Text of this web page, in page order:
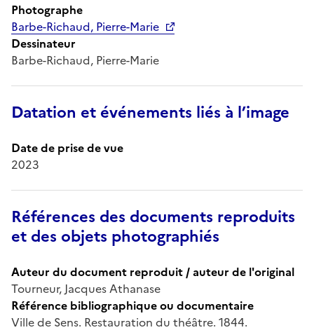
Photographe
Barbe-Richaud, Pierre-Marie
Dessinateur
Barbe-Richaud, Pierre-Marie
Datation et événements liés à l’image
Date de prise de vue
2023
Références des documents reproduits
et des objets photographiés
Auteur du document reproduit / auteur de l'original
Tourneur, Jacques Athanase
Référence bibliographique ou documentaire
Ville de Sens. Restauration du théâtre. 1844.